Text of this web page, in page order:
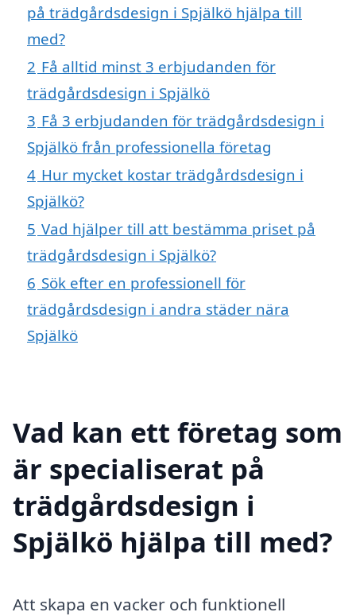
på trädgårdsdesign i Spjälkö hjälpa till
med?
2 Få alltid minst 3 erbjudanden för
trädgårdsdesign i Spjälkö
3 Få 3 erbjudanden för trädgårdsdesign i
Spjälkö från professionella företag
4 Hur mycket kostar trädgårdsdesign i
Spjälkö?
5 Vad hjälper till att bestämma priset på
trädgårdsdesign i Spjälkö?
6 Sök efter en professionell för
trädgårdsdesign i andra städer nära
Spjälkö
Vad kan ett företag som
är specialiserat på
trädgårdsdesign i
Spjälkö hjälpa till med?
Att skapa en vacker och funktionell